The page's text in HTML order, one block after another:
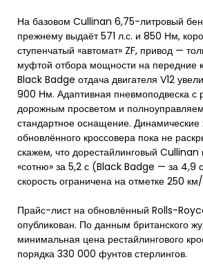
На базовом Cullinan 6,75-литровый
прежнему выдаёт 571 л.с. и 850 Нм,
ступенчатый «автомат» ZF, привод —
муфтой отбора мощности на передние
Black Badge отдача двигателя V12
900 Нм. Адаптивная пневмоподвеска с
дорожным просветом и
стандартное оснащение. Динамические
обновлённого кроссовера пока не
скажем, что дорестайлинговый
«сотню» за 5,2 с (Black Badge — за 4,9
скорость ограничена на отметке 250
Прайс-лист на обновлённый Rolls-
опубликован. По данным британского
минимальная цена рестайлингового
порядка 330 000 фунтов стерлингов.